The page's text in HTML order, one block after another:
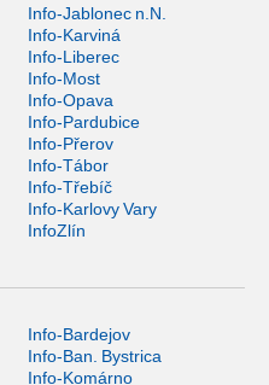
Info-Jablonec n.N.
Info-Karviná
Info-Liberec
Info-Most
Info-Opava
Info-Pardubice
Info-Přerov
Info-Tábor
Info-Třebíč
Info-Karlovy Vary
InfoZlín
Info-Bardejov
Info-Ban. Bystrica
Info-Komárno